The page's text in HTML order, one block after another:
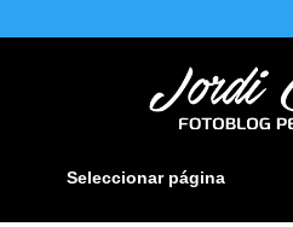
Seleccionar página